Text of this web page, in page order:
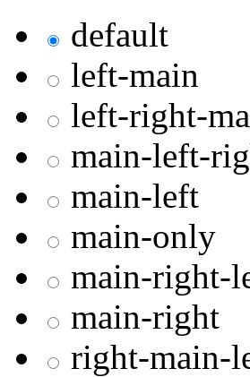
default
left-main
left-right-
main-left-
main-left
main-only
main-right-
main-right
right-main-